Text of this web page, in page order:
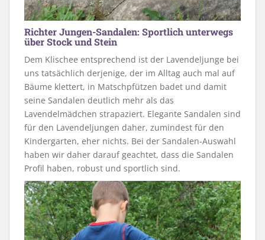
Richter Jungen-Sandalen: Sportlich unterwegs
über Stock und Stein
Dem Klischee entsprechend ist der Lavendeljunge bei
uns tatsächlich derjenige, der im Alltag auch mal auf
Bäume klettert, in Matschpfützen badet und damit
seine Sandalen deutlich mehr als das
Lavendelmädchen strapaziert. Elegante Sandalen sind
für den Lavendeljungen daher, zumindest für den
Kindergarten, eher nichts. Bei der Sandalen-Auswahl
haben wir daher darauf geachtet, dass die Sandalen
Profil haben, robust und sportlich sind.